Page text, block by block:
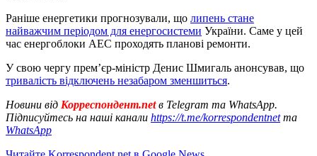
Раніше енергетики прогнозували, що липень стане
найважчим періодом для енергосистеми України. Саме у цей
час енергоблоки АЕС проходять планові ремонти.
У свою чергу прем’єр-міністр Денис Шмигаль анонсував, що
тривалість відключень незабаром зменшиться.
Новини від Корреспондент.netв Telegram та WhatsApp.
Підписуйтесь на наші канали https://t.me/korrespondentnetта
WhatsApp